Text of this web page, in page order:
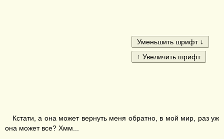
Кстати, а она может вернуть меня обратно, в мой мир, раз уж
она может все? Хмм...